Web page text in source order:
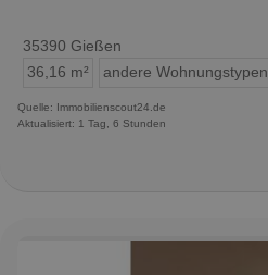
35390 Gießen
36,16 m²
andere Wohnungstypen
Quelle: Immobilienscout24.de
Aktualisiert: 1 Tag, 6 Stunden